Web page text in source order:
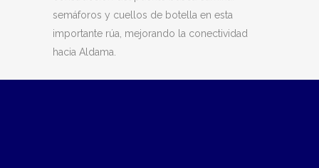
semáforos y cuellos de botella en esta
importante rúa, mejorando la conectividad
hacia Aldama.